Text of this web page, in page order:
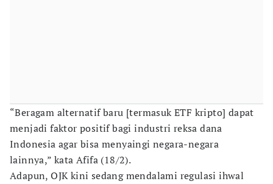
“Beragam alternatif baru [termasuk ETF kripto] dapat
menjadi faktor positif bagi industri reksa dana
Indonesia agar bisa menyaingi negara-negara
lainnya,” kata Afifa (18/2).
Adapun, OJK kini sedang mendalami regulasi ihwal